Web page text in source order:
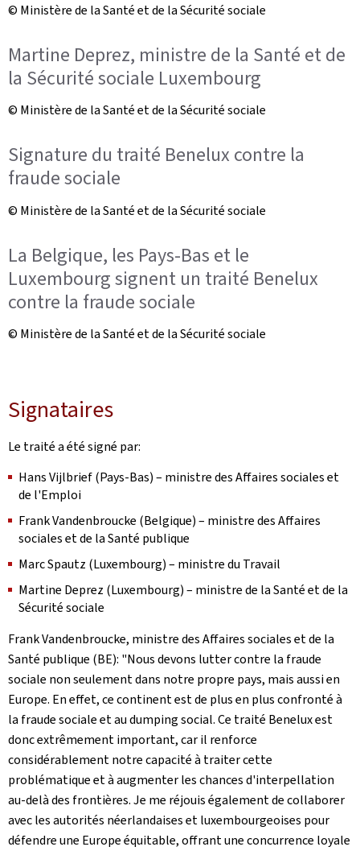
© Ministère de la Santé et de la Sécurité sociale
Martine Deprez, ministre de la Santé et de
la Sécurité sociale Luxembourg
© Ministère de la Santé et de la Sécurité sociale
Signature du traité Benelux contre la
fraude sociale
© Ministère de la Santé et de la Sécurité sociale
La Belgique, les Pays-Bas et le
Luxembourg signent un traité Benelux
contre la fraude sociale
© Ministère de la Santé et de la Sécurité sociale
Signataires
Le traité a été signé par:
Hans Vijlbrief (Pays-Bas) – ministre des Affaires sociales et
de l'Emploi
Frank Vandenbroucke (Belgique) – ministre des Affaires
sociales et de la Santé publique
Marc Spautz (Luxembourg) – ministre du Travail
Martine Deprez (Luxembourg) – ministre de la Santé et de la
Sécurité sociale
Frank Vandenbroucke, ministre des Affaires sociales et de la
Santé publique (BE): "Nous devons lutter contre la fraude
sociale non seulement dans notre propre pays, mais aussi en
Europe. En effet, ce continent est de plus en plus confronté à
la fraude sociale et au dumping social. Ce traité Benelux est
donc extrêmement important, car il renforce
considérablement notre capacité à traiter cette
problématique et à augmenter les chances d'interpellation
au-delà des frontières. Je me réjouis également de collaborer
avec les autorités néerlandaises et luxembourgeoises pour
défendre une Europe équitable, offrant une concurrence loyale